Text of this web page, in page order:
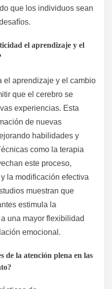
que los individuos sean
el aprendizaje y el
el aprendizaje y el cambio
que el cerebro se
experiencias. Esta
de nuevas
habilidades y
como la terapia
este proceso,
la modificación efectiva
muestran que
estimula la
una mayor flexibilidad
emocional.
de la atención plena en las